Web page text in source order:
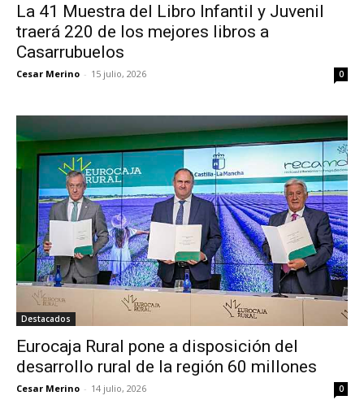
La 41 Muestra del Libro Infantil y Juvenil
traerá 220 de los mejores libros a
Casarrubuelos
Cesar Merino - 15 julio, 2026 0
Destacados
Eurocaja Rural pone a disposición del
desarrollo rural de la región 60 millones
Cesar Merino - 14 julio, 2026 0